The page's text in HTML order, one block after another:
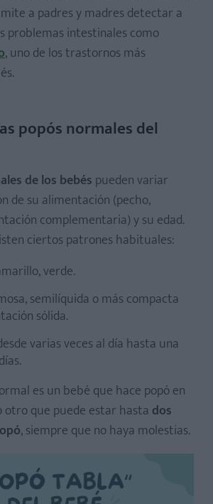
oscuro: meconio
lactancia materna
consistente: inicio de alimentos sólidos
o café-rojiza
o alimentos no digeridos
gases pero no hace popó
no quiere hacer popó?
con olor muy fuerte
estar un bebé sin hacer popó?
la popó del bebé al empezar a
a padres y madres detectar a
problemas intestinales como
, uno de los trastornos más
popós normales del
de los bebés pueden variar
de su alimentación (pecho,
complementaria) y su edad.
ciertos patrones habituales:
verde.
semilíquida o más compacta
sólida.
varias veces al día hasta una
es un bebé que hace popó en
otro que puede estar hasta dos
, siempre que no haya molestias.